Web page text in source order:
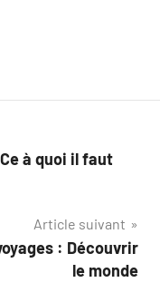
à quoi il faut
Article suivant
: Découvrir
le monde